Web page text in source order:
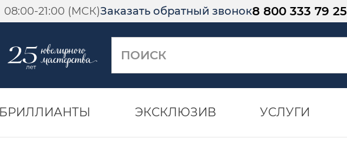
08:00-21:00 (МСК)Заказать обратный звонок8 800 333 79 25
БРИЛЛИАНТЫ ЭКСКЛЮЗИВ УСЛУГИ